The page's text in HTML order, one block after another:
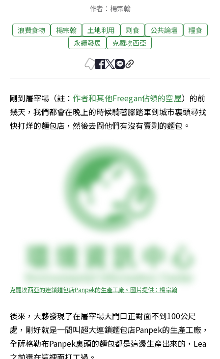
作者：楊宗翰
浪費食物 楊宗翰 土地利用 剩食 公共論壇
糧食
永續發展
克羅埃西亞
剛到屠宰場（註： 作者和其他Freegan佔領的空屋）的前
幾天，我們都會在晚上的時候騎著腳踏車到城市裏頭尋找
快打烊的麵包店，然後去問他們有沒有賣剩的麵包。
克羅埃西亞的連鎖麵包店Panpek的生產工廠。圖片提供：楊宗翰
後來，大夥發現了在屠宰場大門口正對面不到100公尺
處，剛好就是一間叫超大連鎖麵包店Panpek的生產工廠，
全薩格勒布Panpek裏頭的麵包都是這邊生產出來的，Lea